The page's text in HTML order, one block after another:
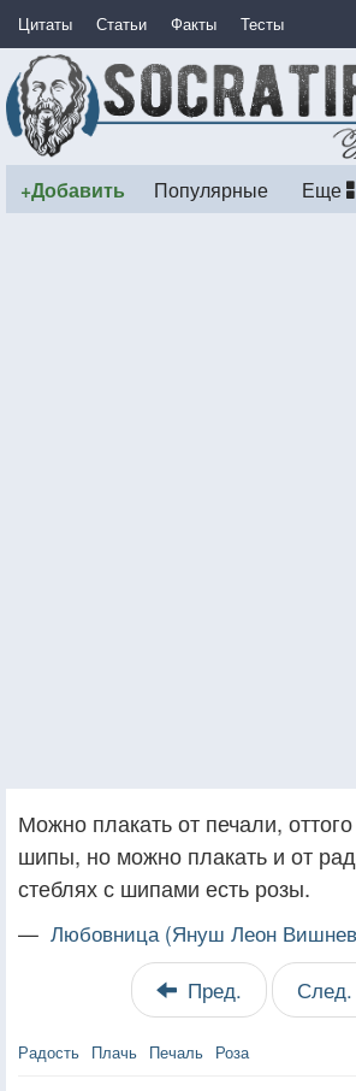
Цитаты Статьи Факты Тесты
+Добавить Популярные Еще
Можно плакать от печали,
шипы, но можно плакать и от
стеблях с шипами есть розы.
— Любовница (Януш Леон
Пред. След.
Радость Плачь Печаль Роза